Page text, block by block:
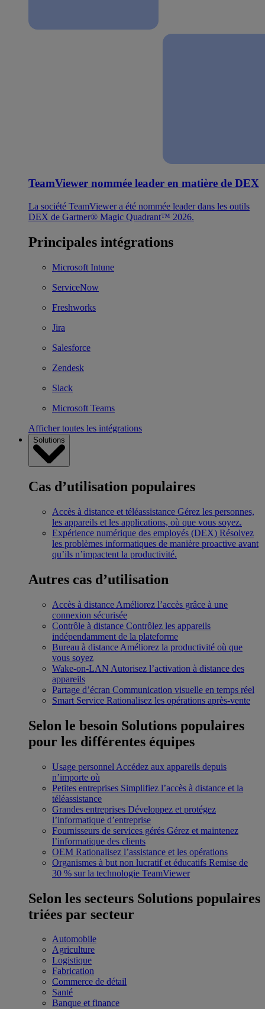
TeamViewer nommée leader en matière de DEX
La société TeamViewer a été nommée leader dans les outils
DEX de Gartner® Magic Quadrant™ 2026.
Principales intégrations
Microsoft Intune
ServiceNow
Freshworks
Jira
Salesforce
Zendesk
Slack
Microsoft Teams
Afficher toutes les intégrations
Solutions
Cas d’utilisation populaires
Accès à distance et téléassistance Gérez les personnes,
les appareils et les applications, où que vous soyez.
Expérience numérique des employés (DEX) Résolvez
les problèmes informatiques de manière proactive avant
qu’ils n’impactent la productivité.
Autres cas d’utilisation
Accès à distance Améliorez l’accès grâce à une
connexion sécurisée
Contrôle à distance Contrôlez les appareils
indépendamment de la plateforme
Bureau à distance Améliorez la productivité où que
vous soyez
Wake-on-LAN Autorisez l’activation à distance des
appareils
Partage d’écran Communication visuelle en temps réel
Smart Service Rationalisez les opérations après-vente
Selon le besoin Solutions populaires
pour les différentes équipes
Usage personnel Accédez aux appareils depuis
n’importe où
Petites entreprises Simplifiez l’accès à distance et la
téléassistance
Grandes entreprises Développez et protégez
l’informatique d’entreprise
Fournisseurs de services gérés Gérez et maintenez
l’informatique des clients
OEM Rationalisez l’assistance et les opérations
Organismes à but non lucratif et éducatifs Remise de
30 % sur la technologie TeamViewer
Selon les secteurs Solutions populaires
triées par secteur
Automobile
Agriculture
Logistique
Fabrication
Commerce de détail
Santé
Banque et finance